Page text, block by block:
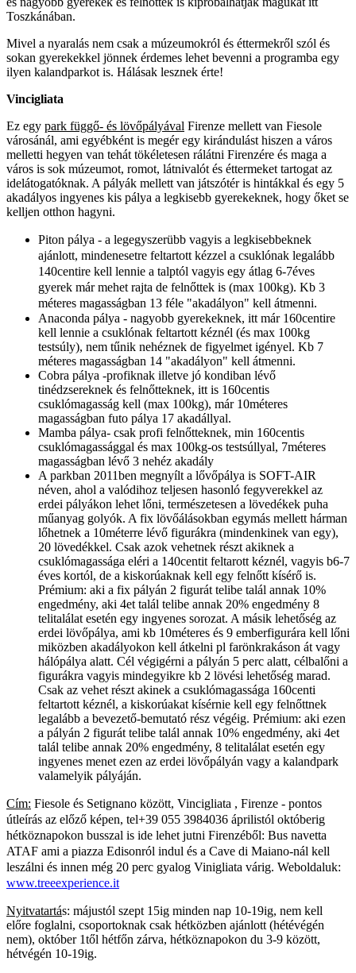
Toszkánában.
Mivel a nyaralás nem csak a múzeumokról és éttermekről szól és
sokan gyerekekkel jönnek érdemes lehet bevenni a programba egy
ilyen kalandparkot is. Hálásak lesznek érte!
Vincigliata
Ez egy park függő- és lövőpályával Firenze mellett van Fiesole
városánál, ami egyébként is megér egy kirándulást hiszen a város
melletti hegyen van tehát tökéletesen rálátni Firenzére és maga a
város is sok múzeumot, romot, látnivalót és éttermeket tartogat az
idelátogatóknak. A pályák mellett van játszótér is hintákkal és egy 5
akadályos ingyenes kis pálya a legkisebb gyerekeknek, hogy őket se
kelljen otthon hagyni.
Piton pálya - a legegyszerübb vagyis a legkisebbeknek
ajánlott, mindenesetre feltartott kézzel a csuklónak legalább
140centire kell lennie a talptól vagyis egy átlag 6-7éves
gyerek már mehet rajta de felnőttek is (max 100kg). Kb 3
méteres magasságban 13 féle "akadályon" kell átmenni.
Anaconda pálya - nagyobb gyerekeknek, itt már 160centire
kell lennie a csuklónak feltartott kéznél (és max 100kg
testsúly), nem tűnik nehéznek de figyelmet igényel. Kb 7
méteres magasságban 14 "akadályon" kell átmenni.
Cobra pálya -profiknak illetve jó kondiban lévő
tinédzsereknek és felnőtteknek, itt is 160centis
csuklómagasság kell (max 100kg), már 10méteres
magasságban futo pálya 17 akadállyal.
Mamba pálya- csak profi felnőtteknek, min 160centis
csuklómagassággal és max 100kg-os testsúllyal, 7méteres
magasságban lévő 3 nehéz akadály
A parkban 2011ben megnyílt a lővőpálya is SOFT-AIR
néven, ahol a valódihoz teljesen hasonló fegyverekkel az
erdei pályákon lehet lőni, természetesen a lövedékek puha
műanyag golyók. A fix lövőálásokban egymás mellett hárman
lőhetnek a 10méterre lévő figurákra (mindenkinek van egy),
20 lövedékkel. Csak azok vehetnek részt akiknek a
csuklómagassága eléri a 140centit feltarott kéznél, vagyis b6-7
éves kortól, de a kiskorúaknak kell egy felnőtt kísérő is.
Prémium: aki a fix pályán 2 figurát telibe talál annak 10%
engedmény, aki 4et talál telibe annak 20% engedmény 8
telitalálat esetén egy ingyenes sorozat. A másik lehetőség az
erdei lövőpálya, ami kb 10méteres és 9 emberfigurára kell lőni
miközben akadályokon kell átkelni pl farönkrakáson át vagy
hálópálya alatt. Cél végigérni a pályán 5 perc alatt, célbalőni a
figurákra vagyis mindegyikre kb 2 lövési lehetőség marad.
Csak az vehet részt akinek a csuklómagassága 160centi
feltartott kéznél, a kiskorúakat kísérnie kell egy felnőttnek
legalább a bevezető-bemutató rész végéig. Prémium: aki ezen
a pályán 2 figurát telibe talál annak 10% engedmény, aki 4et
talál telibe annak 20% engedmény, 8 telitalálat esetén egy
ingyenes menet ezen az erdei lövőpályán vagy a kalandpark
valamelyik pályáján.
Cím: Fiesole és Setignano között, Vincigliata , Firenze - pontos
útleírás az előző képen, tel+39 055 3984036 áprilistól októberig
hétköznapokon busszal is ide lehet jutni Firenzéből: Bus navetta
ATAF ami a piazza Edisonról indul és a Cave di Maiano-nál kell
leszálni és innen még 20 perc gyalog Vinigliata várig. Weboldaluk:
www.treeexperience.it
Nyitvatartás: májustól szept 15ig minden nap 10-19ig, nem kell
előre foglalni, csoportoknak csak hétközben ajánlott (hétévégén
nem), október 1től hétfőn zárva, hétköznapokon du 3-9 között,
hétvégén 10-19ig.